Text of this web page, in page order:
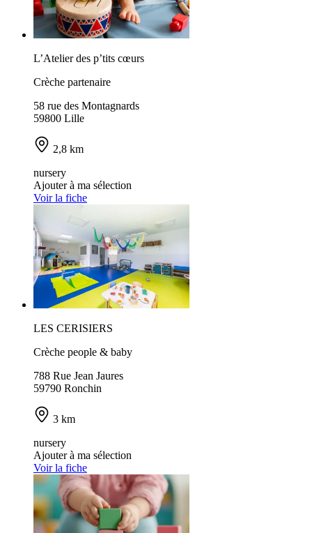
L’Atelier des p’tits cœurs
Crèche partenaire
58 rue des Montagnards
59800 Lille
2,8 km
nursery
Ajouter à ma sélection
Voir la fiche
LES CERISIERS
Crèche people & baby
788 Rue Jean Jaures
59790 Ronchin
3 km
nursery
Ajouter à ma sélection
Voir la fiche